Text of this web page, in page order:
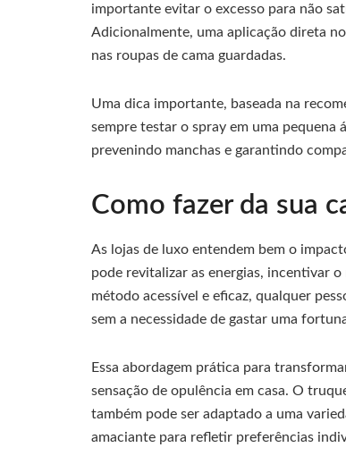
importante evitar o excesso para não
Adicionalmente, uma aplicação direta
nas roupas de cama guardadas.
Uma dica importante, baseada na
sempre testar o spray em uma pequena
prevenindo manchas e garantindo
Como fazer da sua
As lojas de luxo entendem bem o
pode revitalizar as energias, incentivar
método acessível e eficaz, qualquer
sem a necessidade de gastar uma
Essa abordagem prática para
sensação de opulência em casa. O
também pode ser adaptado a uma
amaciante para refletir preferências